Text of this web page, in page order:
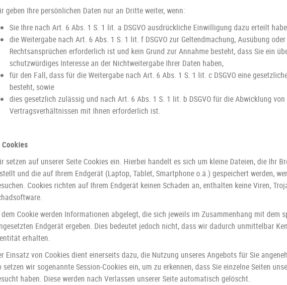
geben Ihre persönlichen Daten nur an Dritte weiter, wenn:
Sie Ihre nach Art. 6 Abs. 1 S. 1 lit. a DSGVO ausdrückliche Einwilligung dazu erteilt
die Weitergabe nach Art. 6 Abs. 1 S. 1 lit. f DSGVO zur Geltendmachung, Ausübung
Rechtsansprüchen erforderlich ist und kein Grund zur Annahme besteht, dass Sie ein
schutzwürdiges Interesse an der Nichtweitergabe Ihrer Daten haben,
für den Fall, dass für die Weitergabe nach Art. 6 Abs. 1 S. 1 lit. c DSGVO eine
besteht, sowie
dies gesetzlich zulässig und nach Art. 6 Abs. 1 S. 1 lit. b DSGVO für die Abwicklung von
Vertragsverhältnissen mit Ihnen erforderlich ist.
setzen auf unserer Seite Cookies ein. Hierbei handelt es sich um kleine Dateien, die Ihr
und die auf Ihrem Endgerät (Laptop, Tablet, Smartphone o.ä.) gespeichert werden,
Cookies richten auf Ihrem Endgerät keinen Schaden an, enthalten keine Viren,
dem Cookie werden Informationen abgelegt, die sich jeweils im Zusammenhang mit dem
Endgerät ergeben. Dies bedeutet jedoch nicht, dass wir dadurch unmittelbar
erhalten.
Einsatz von Cookies dient einerseits dazu, die Nutzung unseres Angebots für Sie
setzen wir sogenannte Session-Cookies ein, um zu erkennen, dass Sie einzelne Seiten
haben. Diese werden nach Verlassen unserer Seite automatisch gelöscht.